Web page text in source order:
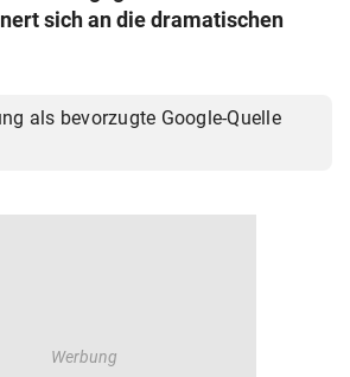
& Co KG 2026
sich an die dramatischen
als bevorzugte Google-Quelle